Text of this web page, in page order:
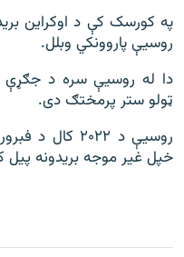
په کورسک کې د اوکراین
روسیې پاروونکي وبلل.
دا له روسیې سره د جګړې
ټولو ستر پرمختګ دی.
خپل غیر موجه بریدونه پیل